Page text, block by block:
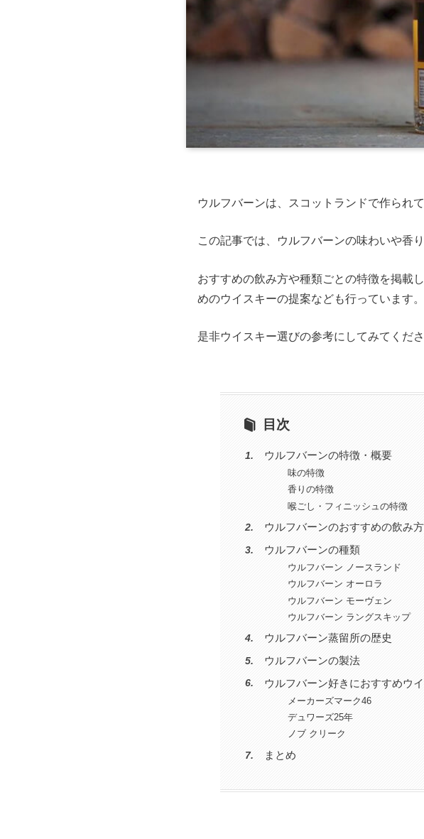
ウルフバーンは、スコットランドで作られ
この記事では、ウルフバーンの味わいや香
おすすめの飲み方や種類ごとの特徴を掲載
めのウイスキーの提案なども行っています。
是非ウイスキー選びの参考にしてみてくださ
目次
ウルフバーンの特徴・概要
味の特徴
香りの特徴
喉ごし・フィニッシュの特徴
ウルフバーンのおすすめの飲み
ウルフバーンの種類
ウルフバーン ノースランド
ウルフバーン オーロラ
ウルフバーン モーヴェン
ウルフバーン ラングスキップ
ウルフバーン蒸留所の歴史
ウルフバーンの製法
ウルフバーン好きにおすすめウ
メーカーズマーク46
デュワーズ25年
ノブ クリーク
まとめ